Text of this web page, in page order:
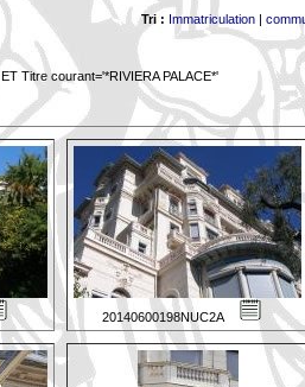
Tri : Immatriculation|
ET Titre courant='*RIVIERA PALACE*'
20140600198NUC2A